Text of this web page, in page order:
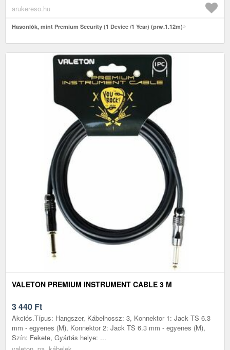
arukereso.hu
Hasonlók, mint Premium Security (1 Device /1 Year) (prw.1.12m)
VALETON PREMIUM INSTRUMENT CABLE 3 M
3 440 Ft
Akciós.Típus: Hangszer, Kábelhossz: 3, Konnektor 1: Jack TS 6.3
mm - egyenes (M), Konnektor 2: Jack TS 6.3 mm - egyenes (M),
Szín: Fekete, Gyártás helye: ...